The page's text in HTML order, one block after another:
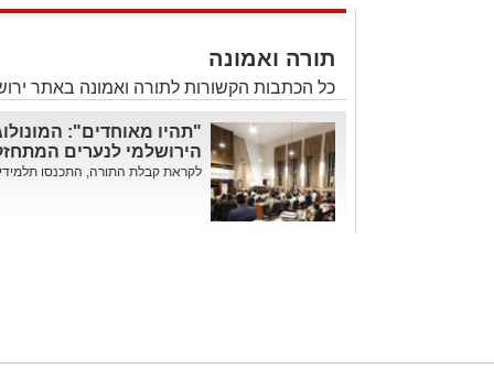
תורה ואמונה
כל הכתבות הקשורות לתורה ואמונה באתר
"תהיו מאוחדים":
הירושלמי לנערים
לקראת קבלת התורה, התכנסו